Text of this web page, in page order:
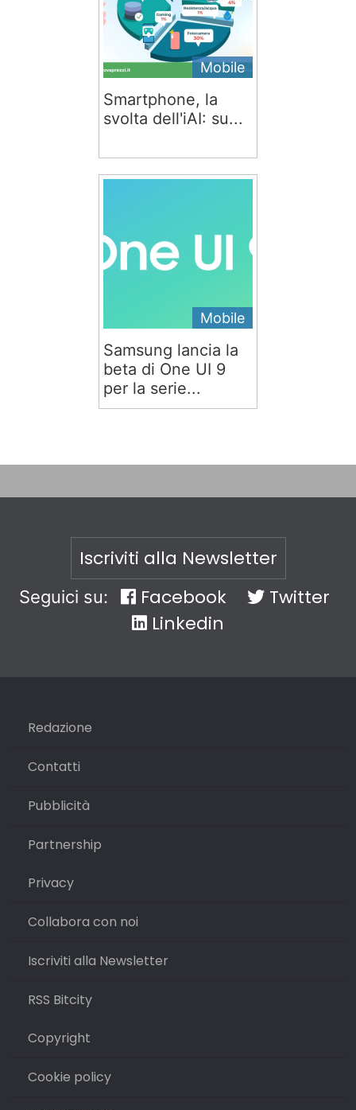
Mobile
Smartphone, la
svolta dell'iAI: su...
Mobile
Samsung lancia la
beta di One UI 9
per la serie...
Iscriviti alla Newsletter
Seguici su: Facebook
Twitter
Linkedin
Redazione
Contatti
Pubblicità
Partnership
Privacy
Collabora con noi
Iscriviti alla Newsletter
RSS Bitcity
Copyright
Cookie policy